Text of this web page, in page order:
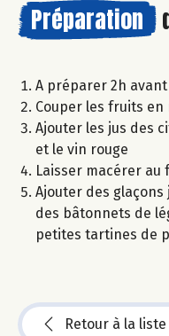
Préparation
A préparer 2h
Couper les fruits en
Ajouter les jus des
et le vin rouge
Laisser macérer au
Ajouter des
des bâtonnets de
petites tartines de
Retour à la liste